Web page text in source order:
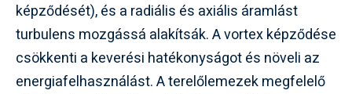
képződését), és a radiális és axiális áramlást
turbulens mozgássá alakítsák. A vortex képződése
csökkenti a keverési hatékonyságot és növeli az
energiafelhasználást. A terelőlemezek megfelelő